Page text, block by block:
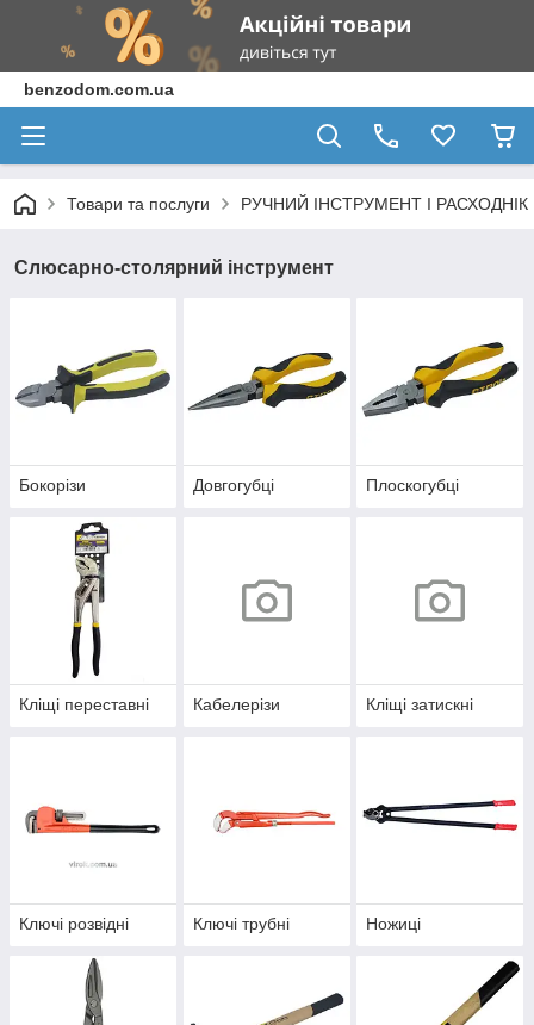
benzodom.com.ua
Товари та послуги РУЧНИЙ ІНСТРУМЕНТ І РАСХОДНІК
Слюсарно-столярний інструмент
Бокорізи Довгогубці Плоскогубці
Кліщі переставні Кабелерізи Кліщі затискні
Ключі розвідні Ключі трубні Ножиці